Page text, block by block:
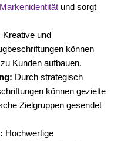
Markenidentität und sorgt
Kreative und
können
Kunden aufbauen.
Durch strategisch
können gezielte
Zielgruppen gesendet
Hochwertige